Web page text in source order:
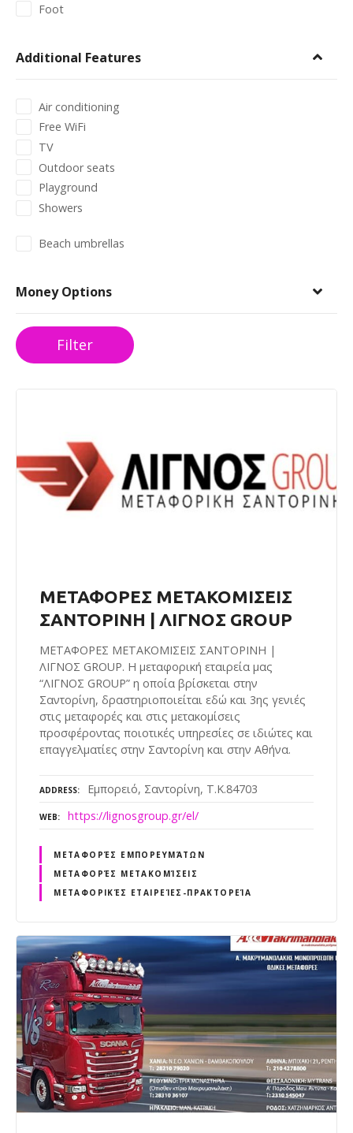
Foot
Additional Features
Air conditioning
Free WiFi
TV
Outdoor seats
Playground
Showers
Beach umbrellas
Money Options
Filter
ΜΕΤΑΦΟΡΕΣ ΜΕΤΑΚΟΜΙΣΕΙΣ
ΣΑΝΤΟΡΙΝΗ | ΛΙΓΝΟΣ GROUP
ΜΕΤΑΦΟΡΕΣ ΜΕΤΑΚΟΜΙΣΕΙΣ ΣΑΝΤΟΡΙΝΗ |
ΛΙΓΝΟΣ GROUP. Η μεταφορική εταιρεία μας
“ΛΙΓΝΟΣ GROUP” η οποία βρίσκεται στην
Σαντορίνη, δραστηριοποιείται εδώ και 3ης γενιές
στις μεταφορές και στις μετακομίσεις
προσφέροντας ποιοτικές υπηρεσίες σε ιδιώτες και
επαγγελματίες στην Σαντορίνη και στην Αθήνα.
ADDRESS Εμπορειό, Σαντορίνη, Τ.Κ.84703
WEB https://lignosgroup.gr/el/
ΜΕΤΑΦΟΡΈΣ ΕΜΠΟΡΕΥΜΆΤΩΝ
ΜΕΤΑΦΟΡΈΣ ΜΕΤΑΚΟΜΊΣΕΙΣ
ΜΕΤΑΦΟΡΙΚΈΣ ΕΤΑΙΡΕΊΕΣ-ΠΡΑΚΤΟΡΕΊΑ